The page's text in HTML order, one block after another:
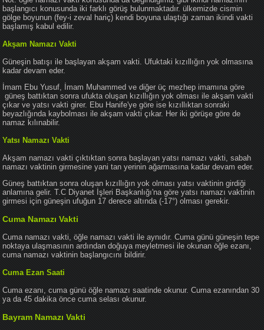
başlangıcı konusunda iki farklı görüş bulunmaktadır. ülkemizde cismin
gölge boyunun (fey-i zeval hariç) kendi boyuna ulaştığı zaman ikindi vakti
başlamış kabul edilir.
Akşam Namazı Vakti
Güneşin batışı ile başlayan akşam vakti. Ufuktaki kızıllığın yok olmasına
kadar devam eder.
İmam Ebu Yusuf, İmam Muhammed ve diğer üç mezhep imamına göre
güneş battıktan sonra ufukta oluşan kızıllığın yok olması ile akşam vakti
çıkar ve yatsı vakti girer. Ebu Hanife'ye göre ise kızıllıktan sonraki
beyazlığında kaybolması ile akşam vakti çıkar. Her iki görüşe göre de
namaz kılınabilir.
Yatsı Namazı Vakti
Akşam namazı vakti çıktıktan sonra başlayan yatsı namazı vakti, sabah
namazı vaktinin girmesine yani tan yerinin ağarmasına kadar devam eder.
Güneş battıktan sonra oluşan kızıllığın yok olması yatsı vaktinin girdiği
anlamına gelir. T.C Diyanet İşleri Başkanlığı'na göre yatsı namazı vaktinin
girmesi için güneşin ufuğun 17 derece altında (-17°) olması gerekir.
Cuma Namazı Vakti
Cuma namazı vakti, öğle namazı vakti ile aynıdır. Cuma günü güneşin tepe
noktaya ulaşmasının ardından doğuya meyletmesi ile okunan öğle ezanı,
cuma namazı vaktinin başlangıcını bildirir.
Cuma Ezan Saati
Cuma ezanı, cuma günü öğle namazı saatinde okunur. Cuma ezanından 30
ya da 45 dakika önce cuma selası okunur.
Bayram Namazı Vakti